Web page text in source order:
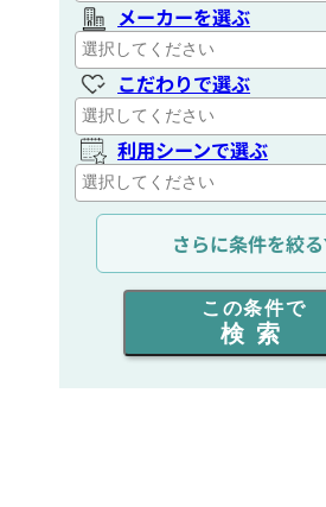
メーカーを選ぶ
こだわりで選ぶ
利用シーンで選ぶ
通信距離を選ぶ
出力を選ぶ
同時通話人数を選ぶ
さらに条件を絞る
この条件で
検索